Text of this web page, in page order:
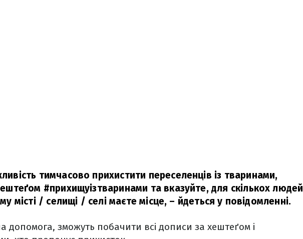
тимчасово прихистити переселенців із тваринами,
#прихищуізтваринами та вказуйте, для скількох людей
місті / селищі / селі маєте місце, – йдеться у повідомленні.
допомога, зможуть побачити всі дописи за хештеґом і